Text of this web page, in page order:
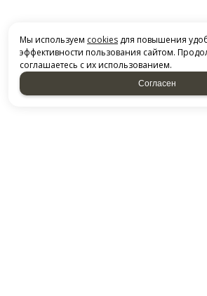
Мы используем cookies для повышения
эффективности пользования сайтом.
соглашаетесь с их использованием.
Согласен